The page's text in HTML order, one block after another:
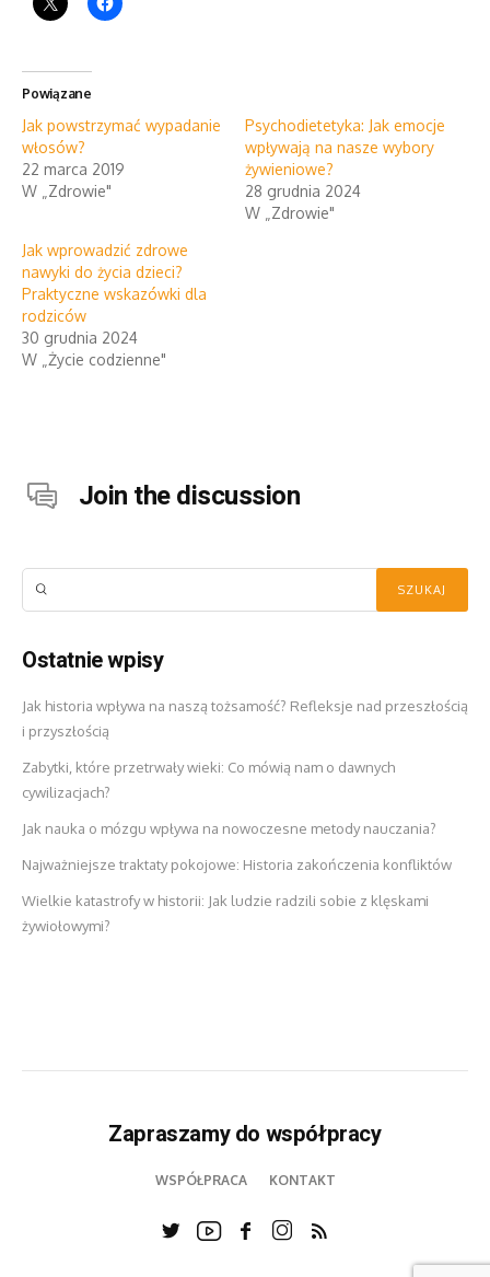
Powiązane
Jak powstrzymać wypadanie
włosów?
22 marca 2019
W „Zdrowie"
Psychodietetyka: Jak emocje
wpływają na nasze wybory
żywieniowe?
28 grudnia 2024
W „Zdrowie"
Jak wprowadzić zdrowe
nawyki do życia dzieci?
Praktyczne wskazówki dla
rodziców
30 grudnia 2024
W „Życie codzienne"
Join the discussion
Ostatnie wpisy
Jak historia wpływa na naszą tożsamość? Refleksje nad przeszłością
i przyszłością
Zabytki, które przetrwały wieki: Co mówią nam o dawnych
cywilizacjach?
Jak nauka o mózgu wpływa na nowoczesne metody nauczania?
Najważniejsze traktaty pokojowe: Historia zakończenia konfliktów
Wielkie katastrofy w historii: Jak ludzie radzili sobie z klęskami
żywiołowymi?
Zapraszamy do współpracy
WSPÓŁPRACA KONTAKT